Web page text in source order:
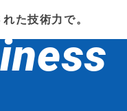
た技術力で。